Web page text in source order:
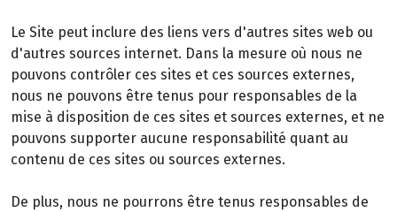
Le Site peut inclure des liens vers d'autres sites web ou
d'autres sources internet. Dans la mesure où nous ne
pouvons contrôler ces sites et ces sources externes,
nous ne pouvons être tenus pour responsables de la
mise à disposition de ces sites et sources externes, et ne
pouvons supporter aucune responsabilité quant au
contenu de ces sites ou sources externes.
De plus, nous ne pourrons être tenus responsables de